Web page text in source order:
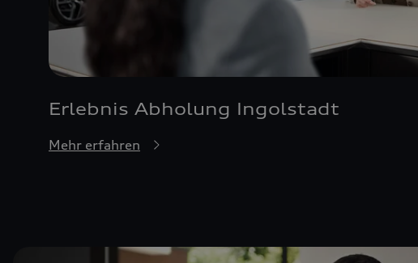
Erlebnis Abholung Ingolstadt
Mehr erfahren